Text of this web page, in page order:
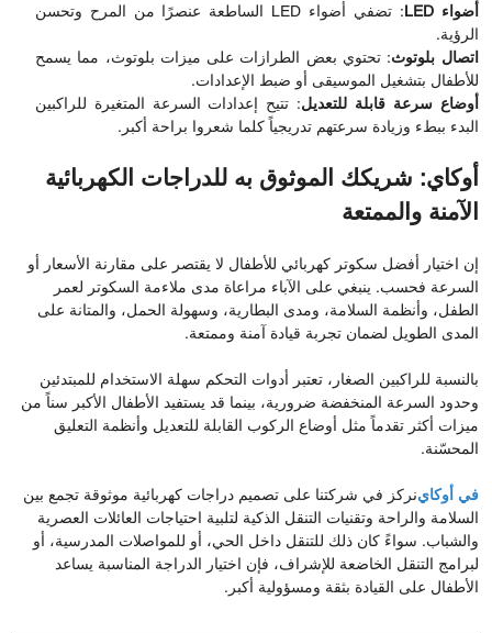
أضواء LED
: تضفي أضواء LED الساطعة عنصرًا من المرح وتحسن
الرؤية.
اتصال بلوتوث: تحتوي بعض الطرازات على ميزات بلوتوث، مما يسمح
للأطفال بتشغيل الموسيقى أو ضبط الإعدادات.
أوضاع سرعة قابلة للتعديل: تتيح إعدادات السرعة المتغيرة للراكبين
البدء ببطء وزيادة سرعتهم تدريجياً كلما شعروا براحة أكبر.
أوكاي: شريكك الموثوق به للدراجات الكهربائية
الآمنة والممتعة
إن اختيار أفضل سكوتر كهربائي للأطفال لا يقتصر على مقارنة الأسعار أو
السرعة فحسب. ينبغي على الآباء مراعاة مدى ملاءمة السكوتر لعمر
الطفل، وأنظمة السلامة، ومدى البطارية، وسهولة الحمل، والمتانة على
المدى الطويل لضمان تجربة قيادة آمنة وممتعة.
بالنسبة للراكبين الصغار، تعتبر أدوات التحكم سهلة الاستخدام للمبتدئين
وحدود السرعة المنخفضة ضرورية، بينما قد يستفيد الأطفال الأكبر سناً من
ميزات أكثر تقدماً مثل أوضاع الركوب القابلة للتعديل وأنظمة التعليق
المحسّنة.
في أوكاينركز في شركتنا على تصميم دراجات كهربائية موثوقة تجمع بين
السلامة والراحة وتقنيات التنقل الذكية لتلبية احتياجات العائلات العصرية
والشباب. سواءً كان ذلك للتنقل داخل الحي، أو للمواصلات المدرسية، أو
لبرامج التنقل الخاضعة للإشراف، فإن اختيار الدراجة المناسبة يساعد
الأطفال على القيادة بثقة ومسؤولية أكبر.